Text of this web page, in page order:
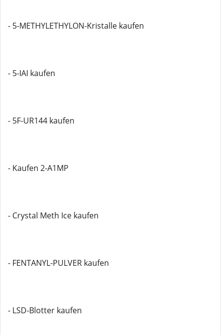
- 5-METHYLETHYLON-Kristalle kaufen
- 5-IAI kaufen
- 5F-UR144 kaufen
- Kaufen 2-A1MP
- Crystal Meth Ice kaufen
- FENTANYL-PULVER kaufen
- LSD-Blotter kaufen